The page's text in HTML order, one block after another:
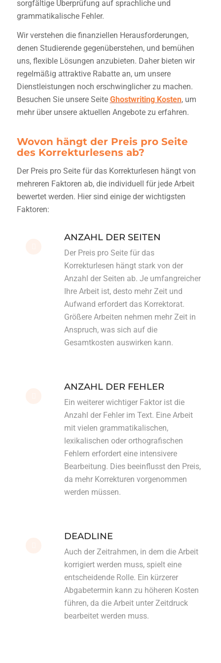
sorgfältige Überprüfung auf sprachliche und
grammatikalische Fehler.
Wir verstehen die finanziellen Herausforderungen,
denen Studierende gegenüberstehen, und bemühen
uns, flexible Lösungen anzubieten. Daher bieten wir
regelmäßig attraktive Rabatte an, um unsere
Dienstleistungen noch erschwinglicher zu machen.
Besuchen Sie unsere Seite Ghostwriting Kosten, um
mehr über unsere aktuellen Angebote zu erfahren.
Wovon hängt der Preis pro Seite
des Korrekturlesens ab?
Der Preis pro Seite für das Korrekturlesen hängt von
mehreren Faktoren ab, die individuell für jede Arbeit
bewertet werden. Hier sind einige der wichtigsten
Faktoren:
ANZAHL DER SEITEN
DerPreis pro Seite für das
Korrekturlesen hängt stark von der
Anzahl der Seiten ab. Je umfangreicher
Ihre Arbeit ist, desto mehr Zeit und
Aufwand erfordert das Korrektorat.
Größere Arbeiten nehmen mehr Zeit in
Anspruch, was sich auf die
Gesamtkosten auswirken kann.
ANZAHL DER FEHLER
Ein weiterer wichtiger Faktor ist die
Anzahl der Fehler im Text. Eine Arbeit
mit vielen grammatikalischen,
lexikalischen oder orthografischen
Fehlern erfordert eine intensivere
Bearbeitung. Dies beeinflusst den Preis,
da mehr Korrekturen vorgenommen
werden müssen.
DEADLINE
Auch der Zeitrahmen, in dem die Arbeit
korrigiert werden muss, spielt eine
entscheidende Rolle. Ein kürzerer
Abgabetermin kann zu höheren Kosten
führen, da die Arbeit unter Zeitdruck
bearbeitet werden muss.